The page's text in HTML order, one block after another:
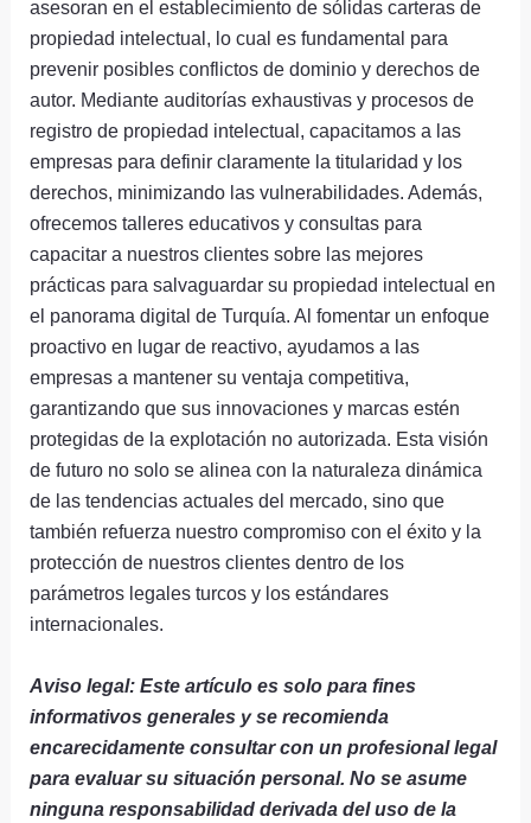
asesoran en el establecimiento de sólidas carteras de
propiedad intelectual, lo cual es fundamental para
prevenir posibles conflictos de dominio y derechos de
autor. Mediante auditorías exhaustivas y procesos de
registro de propiedad intelectual, capacitamos a las
empresas para definir claramente la titularidad y los
derechos, minimizando las vulnerabilidades. Además,
ofrecemos talleres educativos y consultas para
capacitar a nuestros clientes sobre las mejores
prácticas para salvaguardar su propiedad intelectual en
el panorama digital de Turquía. Al fomentar un enfoque
proactivo en lugar de reactivo, ayudamos a las
empresas a mantener su ventaja competitiva,
garantizando que sus innovaciones y marcas estén
protegidas de la explotación no autorizada. Esta visión
de futuro no solo se alinea con la naturaleza dinámica
de las tendencias actuales del mercado, sino que
también refuerza nuestro compromiso con el éxito y la
protección de nuestros clientes dentro de los
parámetros legales turcos y los estándares
internacionales.
Aviso legal: Este artículo es solo para fines
informativos generales y se recomienda
encarecidamente consultar con un profesional legal
para evaluar su situación personal. No se asume
ninguna responsabilidad derivada del uso de la